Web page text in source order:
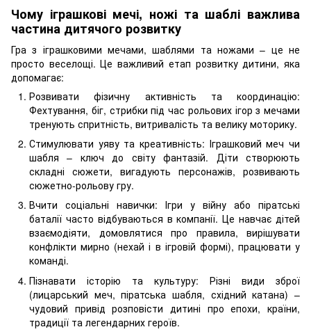
Чому іграшкові мечі, ножі та шаблі важлива
частина дитячого розвитку
Гра з іграшковими мечами, шаблями та ножами – це не
просто веселощі. Це важливий етап розвитку дитини, яка
допомагає:
Розвивати фізичну активність та координацію:
Фехтування, біг, стрибки під час рольових ігор з мечами
тренують спритність, витривалість та велику моторику.
Стимулювати уяву та креативність: Іграшковий меч чи
шабля – ключ до світу фантазій. Діти створюють
складні сюжети, вигадують персонажів, розвивають
сюжетно-рольову гру.
Вчити соціальні навички: Ігри у війну або піратські
баталії часто відбуваються в компанії. Це навчає дітей
взаємодіяти, домовлятися про правила, вирішувати
конфлікти мирно (нехай і в ігровій формі), працювати у
команді.
Пізнавати історію та культуру: Різні види зброї
(лицарський меч, піратська шабля, східний катана) –
чудовий привід розповісти дитині про епохи, країни,
традиції та легендарних героїв.